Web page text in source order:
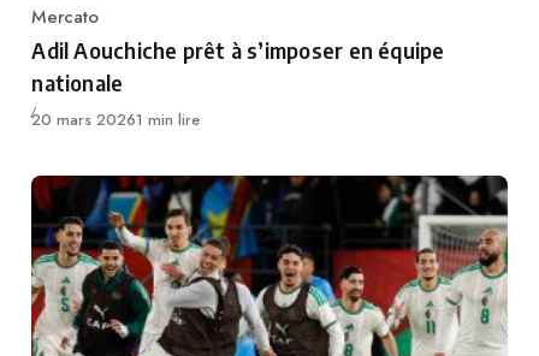
Category
Mercato
Adil Aouchiche prêt à s’imposer en équipe
nationale
Publié
20 mars 20261 min lire